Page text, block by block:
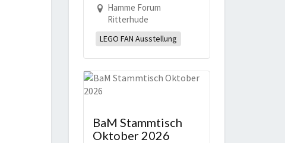
Hamme Forum
Ritterhude
LEGO FAN Ausstellung
BaM Stammtisch
Oktober 2026